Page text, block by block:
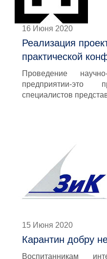
16 Июня 2020
Реализация
практической
Проведение
предприятии-это
специалистов
15 Июня 2020
Карантин добру
Воспитанникам